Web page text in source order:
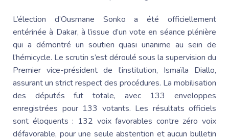
L’élection d’Ousmane Sonko a été officiellement
entérinée à Dakar, à l’issue d’un vote en séance plénière
qui a démontré un soutien quasi unanime au sein de
l’hémicycle. Le scrutin s’est déroulé sous la supervision du
Premier vice-président de l’institution, Ismaïla Diallo,
assurant un strict respect des procédures. La mobilisation
des députés fut totale, avec 133 enveloppes
enregistrées pour 133 votants. Les résultats officiels
sont éloquents : 132 voix favorables contre zéro voix
défavorable, pour une seule abstention et aucun bulletin